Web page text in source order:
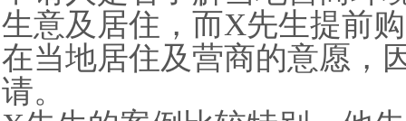
生意及居住，而X先生提前
在当地居住及营商的意愿，
请。